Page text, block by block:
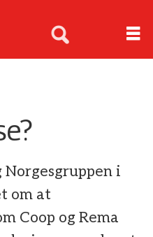
Norgesgruppen i
om at
Coop og Rema